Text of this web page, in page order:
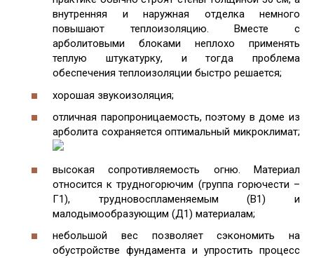
внутренняя и наружная отделка немного
повышают теплоизоляцию. Вместе с
арболитовыми блоками неплохо применять
теплую штукатурку, и тогда проблема
обеспечения теплоизоляции быстро решается;
хорошая звукоизоляция;
отличная паропроницаемость, поэтому в доме из
арболита сохраняется оптимальный микроклимат;
высокая сопротивляемость огню. Материал
относится к трудногорючим (группа горючести –
Г1), трудновоспламеняемым (В1) и
малодымообразующим (Д1) материалам;
небольшой вес позволяет сэкономить на
обустройстве фундамента и упростить процесс